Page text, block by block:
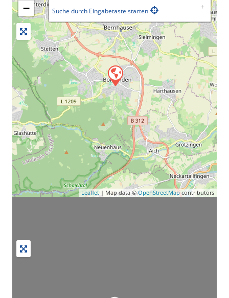
−
Suche durch Eingabetaste starten
Leaflet | Map data ©OpenStreetMapcontributors